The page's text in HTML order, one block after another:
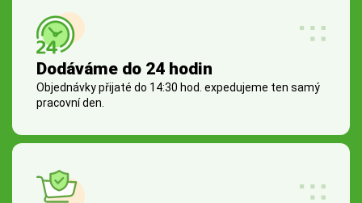
Dodáváme do 24 hodin
Objednávky přijaté do 14:30 hod. expedujeme ten samý
pracovní den.